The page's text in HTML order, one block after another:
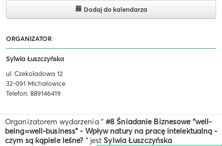
Dodaj do kalendarza
ORGANIZATOR
Sylwia Łuszczyńska
ul. Czekoladowa 12
32-091 Michałowice
Telefon: 889146419
Organizatorem wydarzenia " #8 Śniadanie Biznesowe "well-
being=well-business" - Wpływ natury na pracę intelektualną -
czym są kąpiele leśne? " jestSylwia Łuszczyńska